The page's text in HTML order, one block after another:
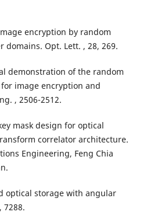
encryption by random
Opt. Lett. , 28, 269.
demonstration of the random
image encryption and
, 2506-2512.
mask design for optical
correlator architecture.
Engineering, Feng Chia
optical storage with angular
7288.